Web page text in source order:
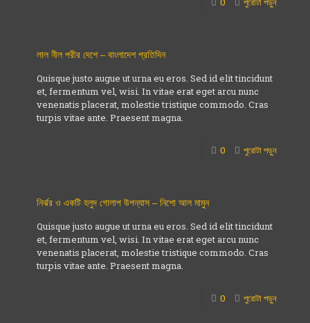
লাল নীল পরীর দেশে – বাংলাদেশ প্রতিদিন
Quisque justo augue ut urna eu eros. Sed id elit tincidunt
et, fermentum vel, wisi. In vitae erat eget arcu nunc
venenatis placerat, molestie tristique commodo. Cras
turpis vitae ante. Praesent magna.
0 পুরোটা পড়ুন
নির্ঝর ও একটি হলুদ গোলাপ উপন্যাস – নিশো আল মামুন
Quisque justo augue ut urna eu eros. Sed id elit tincidunt
et, fermentum vel, wisi. In vitae erat eget arcu nunc
venenatis placerat, molestie tristique commodo. Cras
turpis vitae ante. Praesent magna.
0 পুরোটা পড়ুন